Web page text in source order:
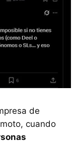
de
cuando